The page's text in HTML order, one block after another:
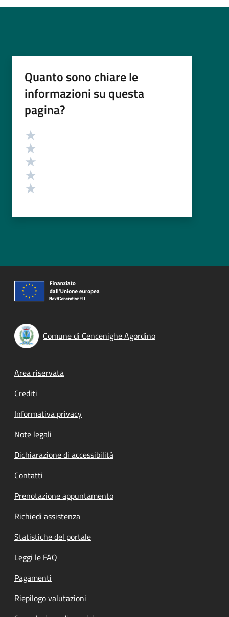
Quanto sono chiare le
informazioni su questa
pagina?
Valutazione
Comune di Cencenighe Agordino
Footer menu
Area riservata
Crediti
Informativa privacy
Note legali
Dichiarazione di accessibilità
Contatti
Prenotazione appuntamento
Richiedi assistenza
Statistiche del portale
Leggi le FAQ
Pagamenti
Riepilogo valutazioni